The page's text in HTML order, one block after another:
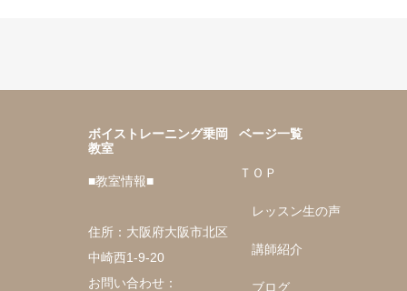
ボイストレーニング乗岡
教室
■教室情報■
住所：大阪府大阪市北区
中崎西1-9-20
お問い合わせ：
ベージ一覧
ＴＯＰ
レッスン生の声
講師紹介
ブログ